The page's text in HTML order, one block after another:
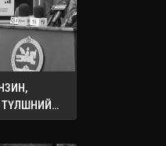
ТҮЛШНИЙ
АЛБАН